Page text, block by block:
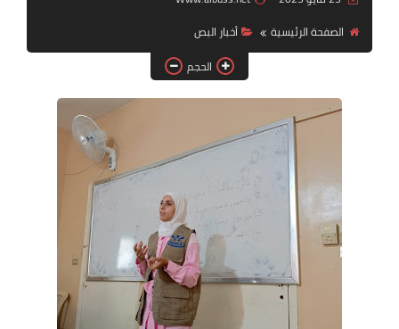
الصفحة الرئيسية
أخبار ‏البص
الحجم